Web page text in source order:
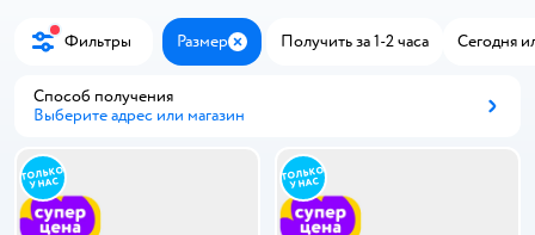
Фильтры Размер ЗакрытьПолучить за 1-2 часа Сегодня
Способ получения
Выберите адрес или магазин